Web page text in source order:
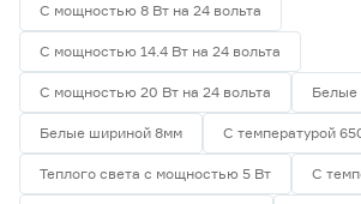
С мощностью 8 Вт на 24 вольта
С мощностью 14.4 Вт на 24 вольта
С мощностью 20 Вт на 24 вольта Белые
Белые шириной 8мм С температурой
Теплого света с мощностью 5 Вт С